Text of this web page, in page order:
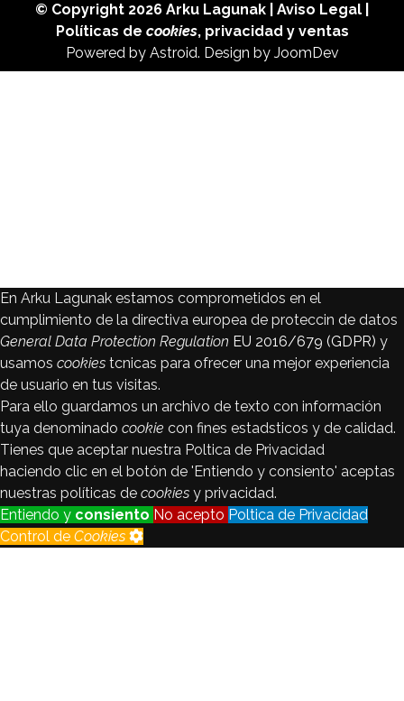
© Copyright 2026 Arku Lagunak Aviso Legal
Políticas de cookies, privacidad y ventas
Powered by Astroid. Design by JoomDev
En Arku Lagunak estamos comprometidos en el
cumplimiento de la directiva europea de proteccin de datos
General Data Protection Regulation EU 2016/679 (GDPR) y
usamos cookies tcnicas para ofrecer una mejor experiencia
de usuario en tus visitas.
Para ello guardamos un archivo de texto con información
tuya denominado cookie con fines estadsticos y de calidad.
Tienes que aceptar nuestra Poltica de Privacidad
haciendo clic en el botón de 'Entiendo y consiento' aceptas
nuestras políticas de cookies y privacidad.
Entiendo y consiento No acepto Poltica de Privacidad
Control de Cookies